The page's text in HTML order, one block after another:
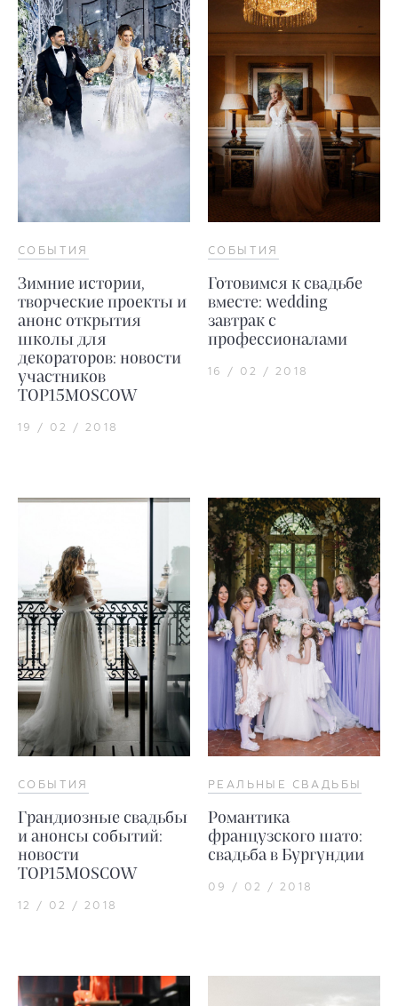
СОБЫТИЯ
Зимние истории,
творческие проекты и
анонс открытия
школы для
декораторов: новости
участников
TOP15MOSCOW
19 / 02 / 2018
СОБЫТИЯ
Готовимся к свадьбе
вместе: wedding
завтрак с
профессионалами
16 / 02 / 2018
СОБЫТИЯ
Грандиозные свадьбы
и анонсы событий:
новости
TOP15MOSCOW
12 / 02 / 2018
РЕАЛЬНЫЕ СВАДЬБЫ
Романтика
французского шато:
свадьба в Бургундии
09 / 02 / 2018